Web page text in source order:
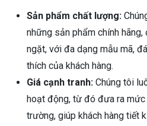
Sản phẩm chất lượng:
những sản phẩm chính
ngặt, với đa dạng mẫu mã,
thích của khách hàng.
Giá cạnh tranh: Chúng tôi
hoạt động, từ đó đưa ra mức
trường, giúp khách hàng tiết